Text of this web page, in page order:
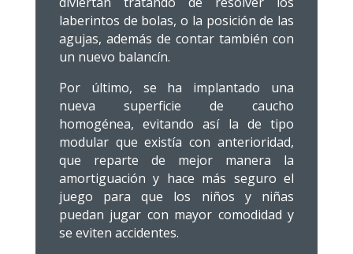
laberintos de bolas, o la posición de las
agujas, además de contar también con
un nuevo balancín.
Por último, se ha implantado una
nueva superficie de caucho
homogénea, evitando así la de tipo
modular que existía con anterioridad,
que reparte de mejor manera la
amortiguación y hace más seguro el
juego para que los niños y niñas
puedan jugar con mayor comodidad y
se eviten accidentes.